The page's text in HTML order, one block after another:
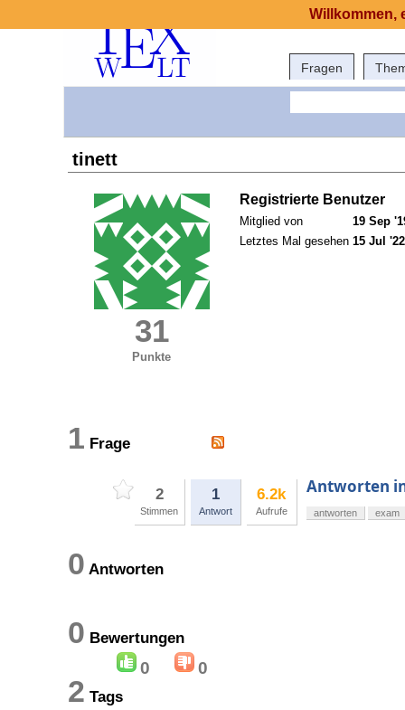
Fragen
tinett
31
Punkte
Registrierte Benutzer
Mitglied von
19 Sep
Letztes Mal gesehen 15 Jul
1 Frage
2
Stimmen
1
Antwort
6.2k
Aufrufe
Antworten
antworten exam
0 Antworten
0 Bewertungen
0 0
2 Tags
Willkommen,